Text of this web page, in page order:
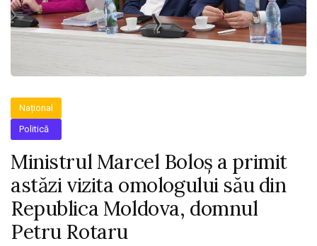
Național
Politică
Ministrul Marcel Boloș a primit
astăzi vizita omologului său din
Republica Moldova, domnul
Petru Rotaru